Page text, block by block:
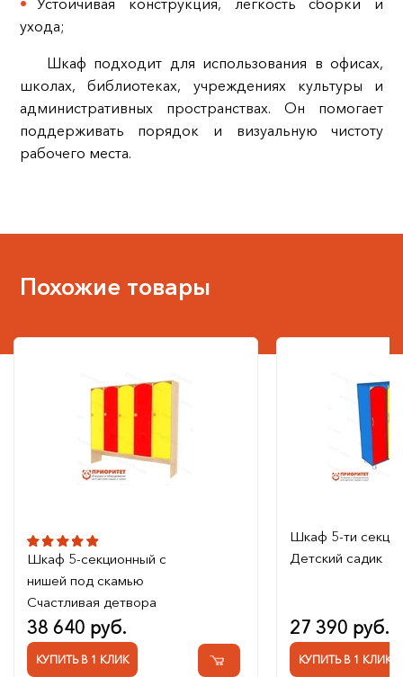
Устойчивая конструкция, лёгкость сборки и
ухода;
Шкаф подходит для использования в офисах,
школах, библиотеках, учреждениях культуры и
административных пространствах. Он помогает
поддерживать порядок и визуальную чистоту
рабочего места.
Похожие товары
Шкаф 5-секционный с
нишей под скамью
Счастливая детвора
38 640 руб.
КУПИТЬ В 1 КЛИК
Шкаф 5-ти
Детский садик
27 390 руб.
КУПИТЬ В 1 КЛИК